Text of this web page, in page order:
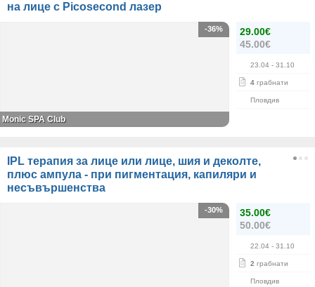
на лице с Picosecond лазер
29.00€
45.00€
23.04 - 31.10
4 грабнати
Пловдив
-36%
Monic SPA Club
IPL терапия за лице или лице, шия и деколте,
плюс ампула - при пигментация, капиляри и
несъвършенства
35.00€
50.00€
22.04 - 31.10
2 грабнати
Пловдив
-30%